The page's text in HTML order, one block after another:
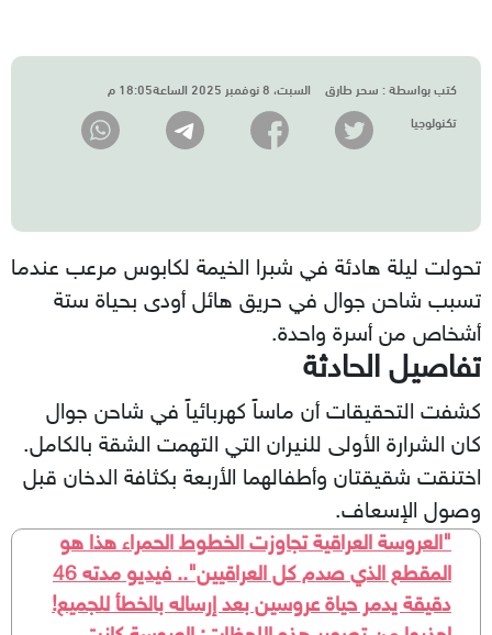
كتب بواسطة : سحر طارق
السبت، 8 نوفمبر 2025 الساعة18:05 م
تكنولوجيا
تحولت ليلة هادئة في شبرا الخيمة لكابوس مرعب عندما
تسبب شاحن جوال في حريق هائل أودى بحياة ستة
أشخاص من أسرة واحدة.
تفاصيل الحادثة
كشفت التحقيقات أن ماساً كهربائياً في شاحن جوال
كان الشرارة الأولى للنيران التي التهمت الشقة بالكامل.
اختنقت شقيقتان وأطفالهما الأربعة بكثافة الدخان قبل
وصول الإسعاف.
​"العروسة العراقية تجاوزت الخطوط الحمراء هذا هو
المقطع الذي صدم كل العراقيين".. فيديو مدته 46
دقيقة يدمر حياة عروسين بعد إرساله بالخطأ للجميع!